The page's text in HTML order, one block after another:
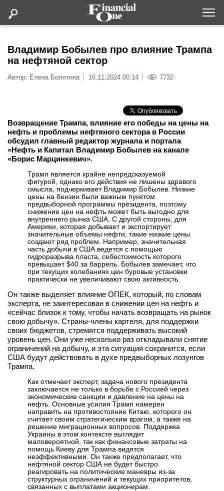
Статьи
Lifestyle
Мероприятия
Новости
Интервью
вконтакте
телеграм
Стать автором
Вход
Владимир Бобылев про влияние Трампа
на нефтяной сектор
Автор: Елена Болотина 16.11.2024 00:14 7732
Возвращение Трампа, влияние его победы на цены на
нефть и проблемы нефтяного сектора в России
обсудил главный редактор журнала и портала
«Нефть и Капитал Владимир Бобылев на канале
«Борис Марцинкевич».
Трамп является крайне непредсказуемой
фигурой, однако его действия не лишены здравого
смысла, подчеркивает Владимир Бобылев. Низкие
цены на бензин были важным пунктом
предвыборной программы президента, поэтому
снижение цен на нефть может быть выгодно для
внутреннего рынка США. С другой стороны, для
Америки, которая добывает и экспортирует
значительные объемы нефти, такие низкие цены
создают ряд проблем. Например, значительная
часть добычи в США ведется с помощью
гидроразрыва пласта, себестоимость которого
превышает $40 за баррель. Бобылев замечает, что
при текущих колебаниях цен буровые установки
практически не увеличивают свою активность.
Он также выделяет влияние ОПЕК, который, по словам
эксперта, не заинтересован в снижении цен на нефть и
«сейчас близок к тому, чтобы начать возвращать на рынок
свою добычу». Страны-члены картеля, для поддержки
своих бюджетов, стремятся поддерживать высокий
уровень цен. Они уже несколько раз откладывали снятие
ограничений на добычу, и эта ситуация сохранится, если
США будут действовать в духе предвыборных лозунгов
Трампа.
Как отмечает эксперт, задача нового президента
заключается не только в борьбе с Россией через
экономические санкции и давление на цены на
нефть. Основные усилия Трамп намерен
направить на противостояние Китаю, которого он
считает своим стратегическим врагом, а также на
решение миграционных вопросов. Поддержка
Украины в этом контексте выглядит
маловероятной, так как финансовые затраты на
помощь Киеву для Трампа видятся
неэффективными. Он также предполагает, что
нефтяной сектор США не будет быстро
реагировать на политические маневры из-за
структурных ограничений и текущих приоритетов,
связанных с выплатами акционерам.